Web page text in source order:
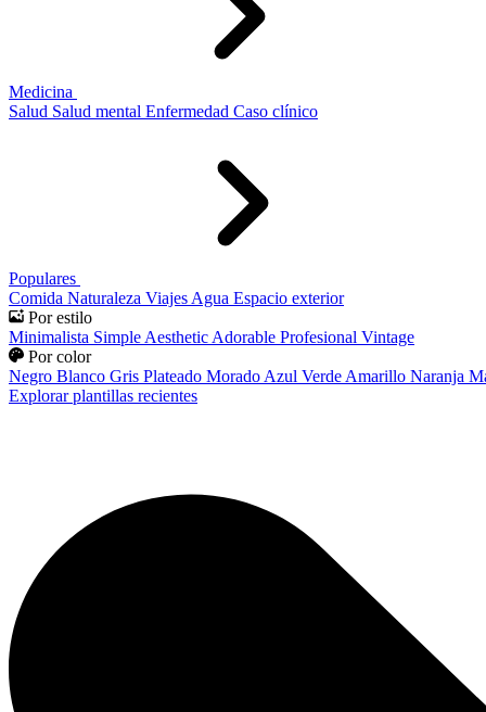
Medicina
Salud Salud mental Enfermedad Caso clínico
Populares
Comida Naturaleza Viajes Agua Espacio exterior
Por estilo
Minimalista Simple Aesthetic Adorable Profesional Vintage
Por color
Negro Blanco Gris Plateado Morado Azul Verde Amarillo Naranja
Explorar plantillas recientes